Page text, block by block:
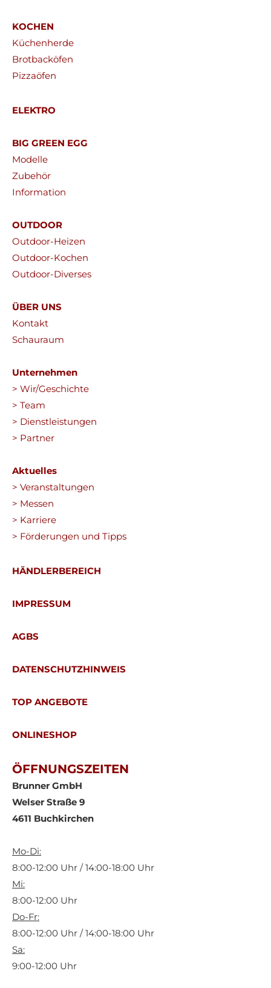
KOCHEN
Küchenherde
Brotbacköfen
Pizzaöfen
ELEKTRO
BIG GREEN EGG
Modelle
Zubehör
Information
OUTDOOR
Outdoor-Heizen
Outdoor-Kochen
Outdoor-Diverses
ÜBER UNS
Kontakt
Schauraum
Unternehmen
> Wir/Geschichte
> Team
> Dienstleistungen
> Partner
Aktuelles
> Veranstaltungen
> Messen
> Karriere
> Förderungen und Tipps
HÄNDLERBEREICH
IMPRESSUM
AGBS
DATENSCHUTZHINWEIS
TOP ANGEBOTE
ONLINESHOP
ÖFFNUNGSZEITEN
Brunner GmbH
Welser Straße 9
4611 Buchkirchen
Mo-Di:
8:00-12:00 Uhr / 14:00-18:00 Uhr
Mi:
8:00-12:00 Uhr
Do-Fr:
8:00-12:00 Uhr / 14:00-18:00 Uhr
Sa:
9:00-12:00 Uhr